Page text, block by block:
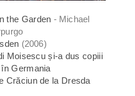
the Garden - Michael
(2006)
Moisescu și-a dus copiii
Germania
Crăciun de la Dresda